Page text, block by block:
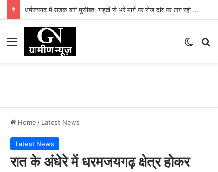
धर्मजयगढ़ में सड़क बनी मुसीबत: गड्ढों से भरे मार्ग पर रोज दांव पर लग रही लोगों की जान
Menu
Home / Latest News
Latest News
रात के अंधेरे में धरमजयगढ़ क्षेत्र होकर